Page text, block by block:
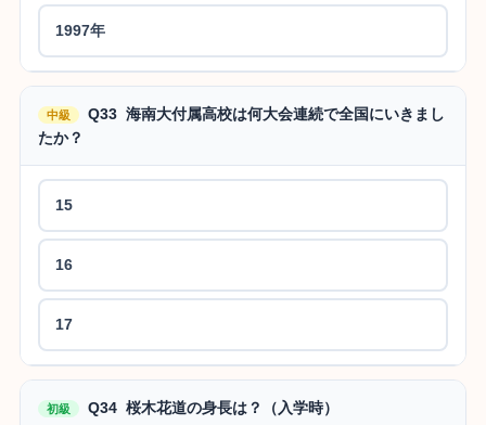
1997年
中級
Q33 海南大付属高校は何大会連続で全国にいきまし
たか？
15
16
17
初級 Q34 桜木花道の身長は？（入学時）